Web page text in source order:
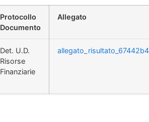
Protocollo
Documento
Allegato
Det. U.D.
Risorse
Finanziarie